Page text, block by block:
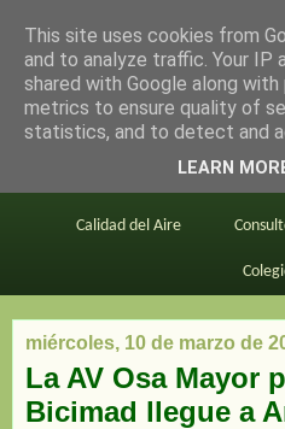
en bici por
Este blog BiciMAD
Calidad del Aire
miércoles, 10 de marzo de
La AV Osa Mayor
Bicimad llegue a
This site uses cookies from
and to analyze traffic. Your IP
shared with Google along
metrics to ensure quality of
statistics, and to detect and
LEARN